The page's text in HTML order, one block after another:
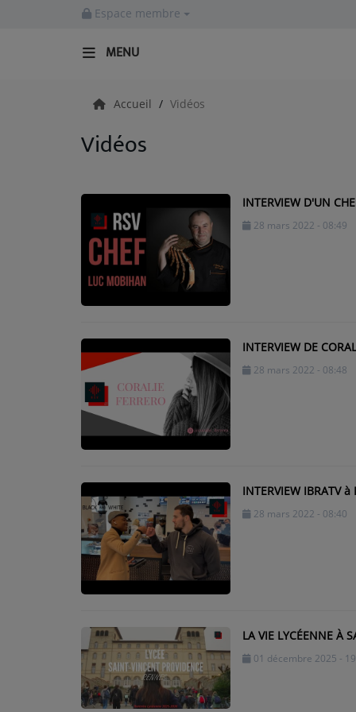
Espace membre
MENU
ACTUALITÉS
Horoscope
Titres diffusés
Accueil Vidéos
Vidéos
INTERVIEW D'UN
28 mars 2022 - 08:49
INTERVIEW DE
28 mars 2022 - 08:48
INTERVIEW IBRATV
28 mars 2022 - 08:40
LA VIE LYCÉENNE À
01 décembre 2025 -